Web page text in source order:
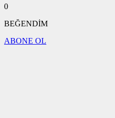
0
BEĞENDİM
ABONE OL